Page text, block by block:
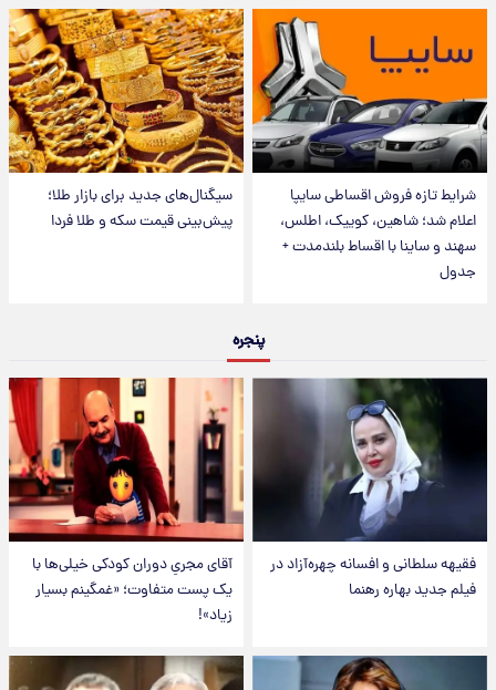
شرایط تازه فروش اقساطی سایپا
اعلام شد؛ شاهین، کوییک، اطلس،
سهند و ساینا با اقساط بلندمدت +
جدول
سیگنال‌های جدید برای بازار طلا؛
پیش‌بینی قیمت سکه و طلا فردا
پنجره
فقیهه سلطانی و افسانه چهره‌آزاد در
فیلم جدید بهاره رهنما
آقای مجریِ دوران کودکی خیلی‌ها با
یک پست متفاوت؛ «غمگینم بسیار
زیاد»!